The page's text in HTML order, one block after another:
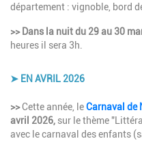
département : vignoble, bord
>> Dans la nuit du 29 au 30
heures il sera 3h.
➤ EN AVRIL 2026
Description
>>Cette année, leCarnaval de
avril 2026, sur le thème
avec le carnaval des enfants